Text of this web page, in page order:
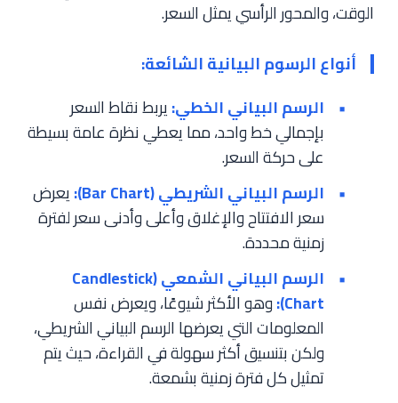
الوقت، والمحور الرأسي يمثل السعر.
أنواع الرسوم البيانية الشائعة:
الرسم البياني الخطي:يربط نقاط السعر
بإجمالي خط واحد، مما يعطي نظرة عامة بسيطة
على حركة السعر.
الرسم البياني الشريطي (Bar Chart):
يعرض
سعر الافتتاح والإغلاق وأعلى وأدنى سعر لفترة
زمنية محددة.
الرسم البياني الشمعي (Candlestick
Chart): وهو الأكثر شيوعًا، ويعرض نفس
المعلومات التي يعرضها الرسم البياني الشريطي،
ولكن بتنسيق أكثر سهولة في القراءة، حيث يتم
تمثيل كل فترة زمنية بشمعة.